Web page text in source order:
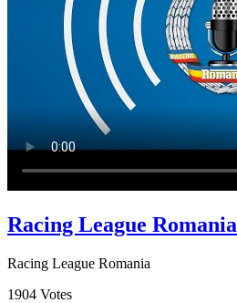
Racing League Romania
Racing League Romania
1904 Votes